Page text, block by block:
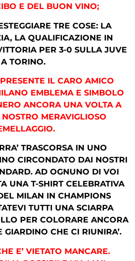
E DEL BUON VINO;
TRE COSE: LA
LA QUALIFICAZIONE IN
PER 3-0 SULLA JUVE
A TORINO.
IL CARO AMICO
EMBLEMA E SIMBOLO
ANCORA UNA VOLTA A
MERAVIGLIOSO
TRASCORSA IN UNO
CIRCONDATO DAI NOSTRI
AD OGNUNO DI VOI
UNA T-SHIRT CELEBRATIVA
MILAN IN CHAMPIONS
TUTTI UNA SCIARPA
PER COLORARE ANCORA
GIARDINO CHE CI RIUNIRA’.
E’ VIETATO MANCARE.